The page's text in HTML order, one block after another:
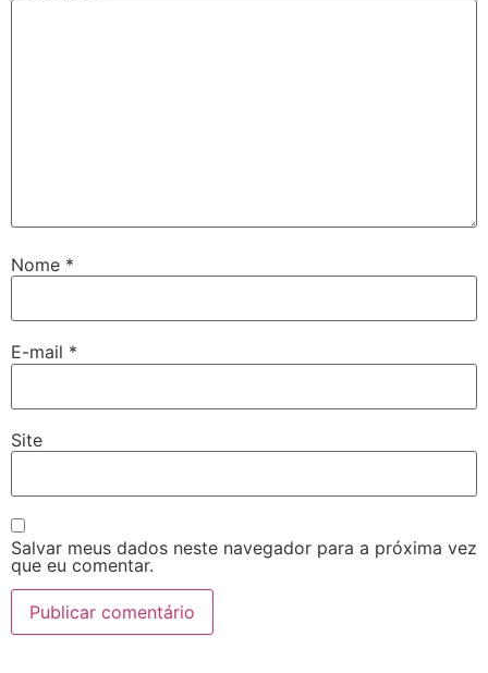
Nome *
E-mail *
Site
Salvar meus dados neste navegador para a próxima vez
que eu comentar.